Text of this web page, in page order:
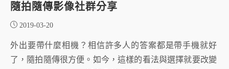
隨拍隨傳影像社群分享
2019-03-20
外出要帶什麼相機？相信許多人的答案都是帶手機就好
了，隨拍隨傳很方便。如今，這樣的看法與選擇就要改變